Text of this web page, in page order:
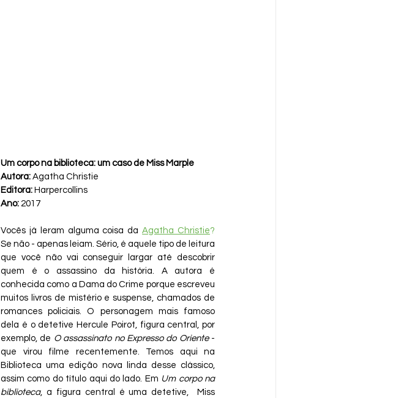
Um corpo na biblioteca: um caso de Miss Marple
Autora: Agatha Christie
Editora: Harpercollins
Ano: 2017
Vocês já leram alguma coisa da Agatha Christie?
Se não - apenas leiam. Sério, é aquele tipo de leitura
que você não vai conseguir largar até descobrir
quem é o assassino da história. A autora é
conhecida como a Dama do Crime porque escreveu
muitos livros de mistério e suspense, chamados de
romances policiais. O personagem mais famoso
dela é o detetive Hercule Poirot, figura central, por
exemplo, de O assassinato no Expresso do Oriente -
que virou filme recentemente. Temos aqui na
Biblioteca uma edição nova linda desse clássico,
assim como do título aqui do lado. Em Um corpo na
biblioteca, a figura central é uma detetive,  Miss